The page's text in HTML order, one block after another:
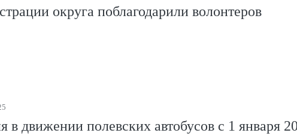
округа поблагодарили волонтеров
в движении полевских автобусов с 1 января